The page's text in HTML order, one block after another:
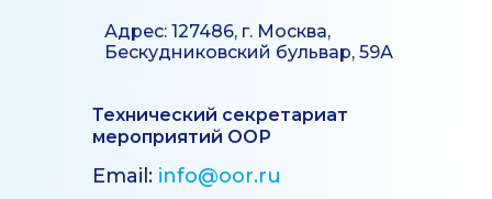
Адрес: 127486, г. Москва,
Бескудниковский бульвар, 59А
Технический секретариат
мероприятий ООР
Email: info@oor.ru